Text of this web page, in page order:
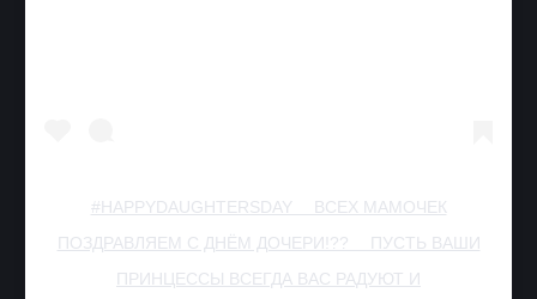
#HAPPYDAUGHTERSDAY ⠀ ВСЕХ МАМОЧЕК
ПОЗДРАВЛЯЕМ С ДНЁМ ДОЧЕРИ!?? ⠀ ПУСТЬ ВАШИ
ПРИНЦЕССЫ ВСЕГДА ВАС РАДУЮТ И